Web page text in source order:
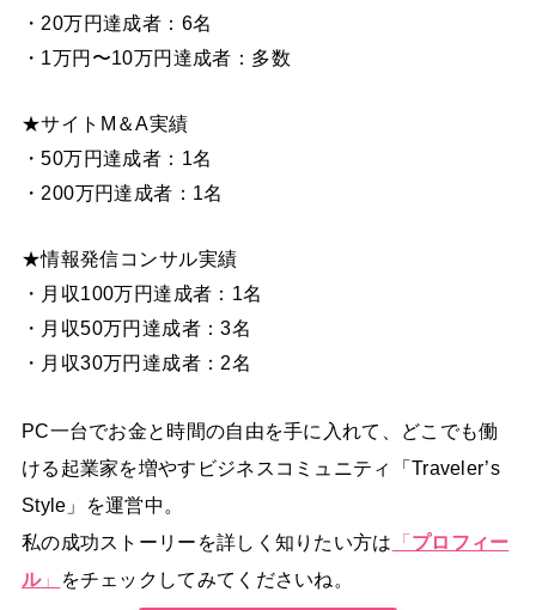
・20万円達成者：6名
・1万円〜10万円達成者：多数
★サイトM＆A実績
・50万円達成者：1名
・200万円達成者：1名
★情報発信コンサル実績
・月収100万円達成者：1名
・月収50万円達成者：3名
・月収30万円達成者：2名
PC一台でお金と時間の自由を手に入れて、どこでも働
ける起業家を増やすビジネスコミュニティ「Traveler’s
Style」を運営中。
私の成功ストーリーを詳しく知りたい方は 「プロフィー
ル」 をチェックしてみてくださいね。